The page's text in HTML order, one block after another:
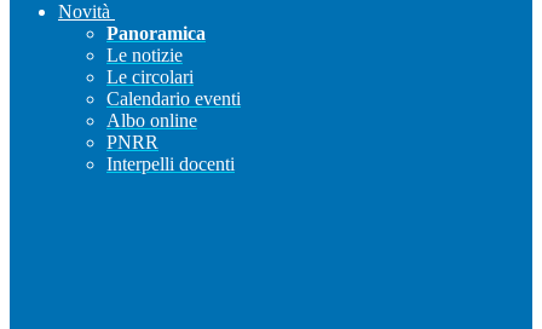
Novità
Panoramica
Le notizie
Le circolari
Calendario eventi
Albo online
PNRR
Interpelli docenti